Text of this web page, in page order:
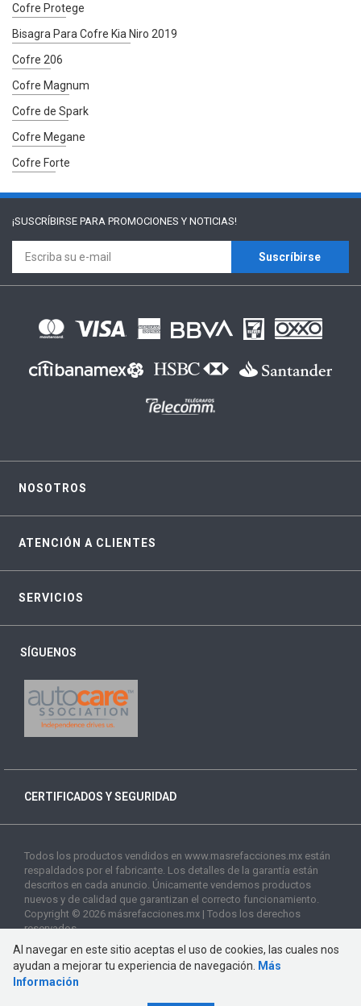
Cofre Protege
Bisagra Para Cofre Kia Niro 2019
Cofre 206
Cofre Magnum
Cofre de Spark
Cofre Megane
Cofre Forte
¡SUSCRÍBIRSE PARA PROMOCIONES Y NOTICIAS!
Suscríbirse
NOSOTROS
ATENCIÓN A CLIENTES
SERVICIOS
SÍGUENOS
CERTIFICADOS Y SEGURIDAD
Todos los productos vendidos en www.masrefacciones.mx están
respaldados por el fabricante. Los detalles de la garantía están
descritos en cada anuncio. Únicamente vendemos productos
nuevos y de calidad que garantizan el correcto funcionamiento.
Copyright © 2026 másrefacciones.mx | Todos los derechos
reservados
Al navegar en este sitio aceptas el uso de cookies, las cuales nos
ayudan a mejorar tu experiencia de navegación.
Más
Información